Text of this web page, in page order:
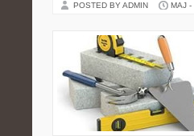
POSTED BY ADMIN MAJ -